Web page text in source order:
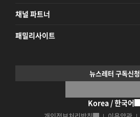
채널 파트너
패밀리사이트
뉴스레터 구독신청
Korea / 한국어